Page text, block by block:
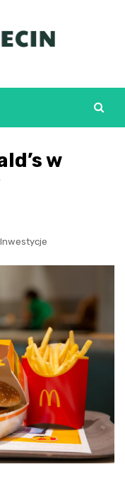
w
Inwestycje